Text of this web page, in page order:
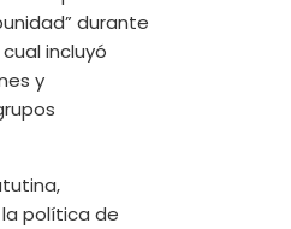
durante
incluyó
y
política de